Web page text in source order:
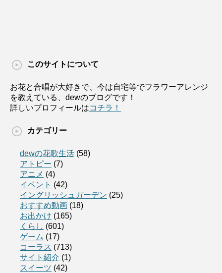
このサイトについて
お花と合唱が大好きで、今は自宅等でフラワーアレンジ
を教えている、dewのブログです！
詳しいプロフィールはコチラ！
カテゴリー
dewの花歌生活 (58)
アトピー (7)
アニメ (4)
イベント (42)
イングリッシュガーデン (25)
おすすめ動画 (18)
お出かけ (165)
くらし (601)
ゲーム (17)
コーラス (713)
サイト紹介 (1)
スイーツ (42)